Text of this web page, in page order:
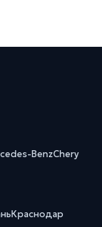
BenzChery
Краснодар